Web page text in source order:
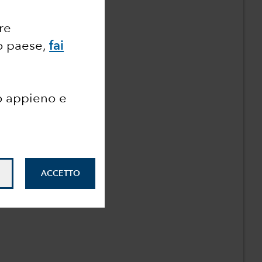
paese,fai
appieno e
ACCETTO